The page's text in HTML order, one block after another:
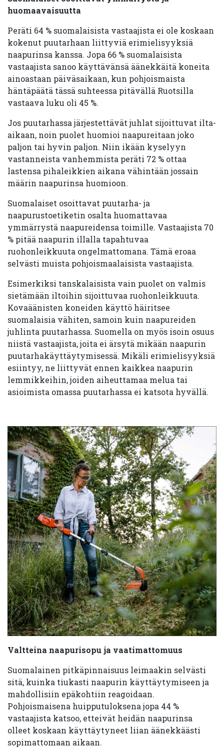
huomaavaisuutta
Peräti 64 % suomalaisista vastaajista ei ole koskaan
kokenut puutarhaan liittyviä erimielisyyksiä
naapurinsa kanssa. Jopa 66 % suomalaisista
vastaajista sanoo käyttävänsä äänekkäitä koneita
ainoastaan päiväsaikaan, kun pohjoismaista
häntäpäätä tässä suhteessa pitävällä Ruotsilla
vastaava luku oli 45 %.
Jos puutarhassa järjestettävät juhlat sijoittuvat ilta-
aikaan, noin puolet huomioi naapureitaan joko
paljon tai hyvin paljon. Niin ikään kyselyyn
vastanneista vanhemmista peräti 72 % ottaa
lastensa pihaleikkien aikana vähintään jossain
määrin naapurinsa huomioon.
Suomalaiset osoittavat puutarha- ja
naapurustoetiketin osalta huomattavaa
ymmärrystä naapureidensa toimille. Vastaajista 70
% pitää naapurin illalla tapahtuvaa
ruohonleikkuuta ongelmattomana. Tämä eroaa
selvästi muista pohjoismaalaisista vastaajista.
Esimerkiksi tanskalaisista vain puolet on valmis
sietämään iltoihin sijoittuvaa ruohonleikkuuta.
Kovaäänisten koneiden käyttö häiritsee
suomalaisia vähiten, samoin kuin naapureiden
juhlinta puutarhassa. Suomella on myös isoin osuus
niistä vastaajista, joita ei ärsytä mikään naapurin
puutarhakäyttäytymisessä. Mikäli erimielisyyksiä
esiintyy, ne liittyvät ennen kaikkea naapurin
lemmikkeihin, joiden aiheuttamaa melua tai
asioimista omassa puutarhassa ei katsota hyvällä.
Valtteina naapurisopu ja vaatimattomuus
Suomalainen pitkäpinnaisuus leimaakin selvästi
sitä, kuinka tiukasti naapurin käyttäytymiseen ja
mahdollisiin epäkohtiin reagoidaan.
Pohjoismaisena huipputuloksena jopa 44 %
vastaajista katsoo, etteivät heidän naapurinsa
olleet koskaan käyttäytyneet liian äänekkäästi
sopimattomaan aikaan.